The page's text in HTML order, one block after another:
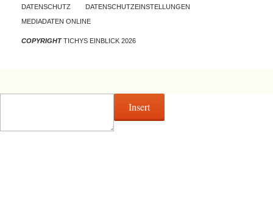
DATENSCHUTZ
DATENSCHUTZEINSTELLUNGEN
MEDIADATEN ONLINE
COPYRIGHTTICHYS EINBLICK 2026
Insert